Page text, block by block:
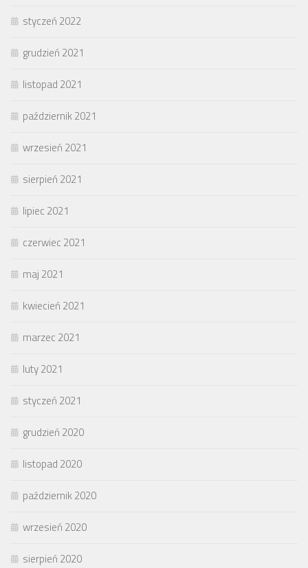
styczeń 2022
grudzień 2021
listopad 2021
październik 2021
wrzesień 2021
sierpień 2021
lipiec 2021
czerwiec 2021
maj 2021
kwiecień 2021
marzec 2021
luty 2021
styczeń 2021
grudzień 2020
listopad 2020
październik 2020
wrzesień 2020
sierpień 2020